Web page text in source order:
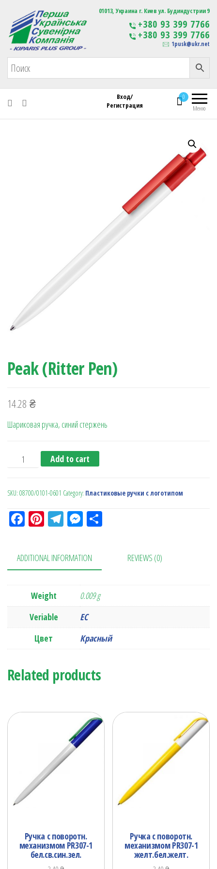
Первая Украинская Сувенирная Компания Изготовление
сувенирной продукции
с логотипом
01013, Украина г. Киев ул. Будиндустрии 9
+380 93 399 7766
+380 93 399 7766
1pusk@ukr.net
Меню
0
Вход/
Регистрация
Peak (Ritter Pen)
14.28 ₴
Шариковая ручка, синий стержень
Peak (Ritter Pen) quantity
Add to cart
SKU: 08700/0101-0601 Category: Пластиковые ручки с логотипом
Fa
bo
ok
Pi
er
es
t
Te
gr
a
m
M
se
n
ge
r
ит
ADDITIONAL INFORMATION REVIEWS (0)
Weight
0.009 g
Veriable
ЕС
Цвет
Красный
Related products
Ручка с поворотн.
механизмом PR307-1
бел.св.син.зел.
Ручка с поворотн.
механизмом PR307-1
желт.бел.желт.